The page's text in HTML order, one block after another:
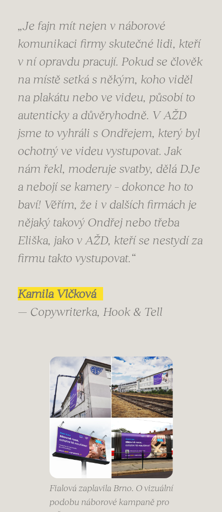
„Je fajn mít nejen v náborové
komunikaci firmy skutečné lidi, kteří
v ní opravdu pracují. Pokud se člověk
na místě setká s někým, koho viděl
na plakátu nebo ve videu, působí to
autenticky a důvěryhodně. V AŽD
jsme to vyhráli s Ondřejem, který byl
ochotný ve videu vystupovat. Jak
nám řekl, moderuje svatby, dělá DJe
a nebojí se kamery – dokonce ho to
baví! Věřím, že i v dalších firmách je
nějaký takový Ondřej nebo třeba
Eliška, jako v AŽD, kteří se nestydí za
firmu takto vystupovat.“
Kamila Vlčková
— Copywriterka, Hook & Tell
Fialová zaplavila Brno. O vizuální
podobu náborové kampaně pro